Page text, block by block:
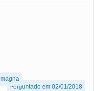
magna
Perguntado em 02/01/2018